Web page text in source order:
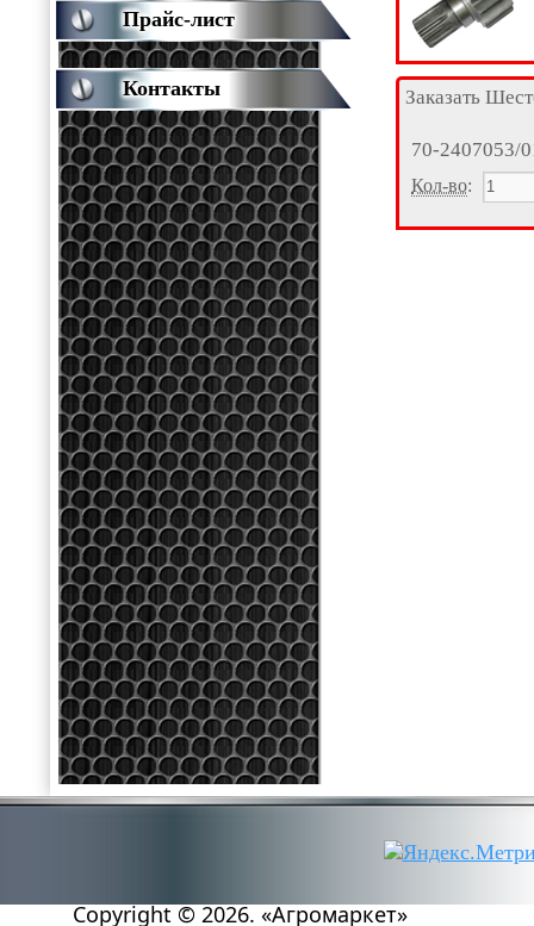
Заказать
70-2407053/
Кол-во:
Прайс-лист
Контакты
Copyright © 2026. «Агромаркет»